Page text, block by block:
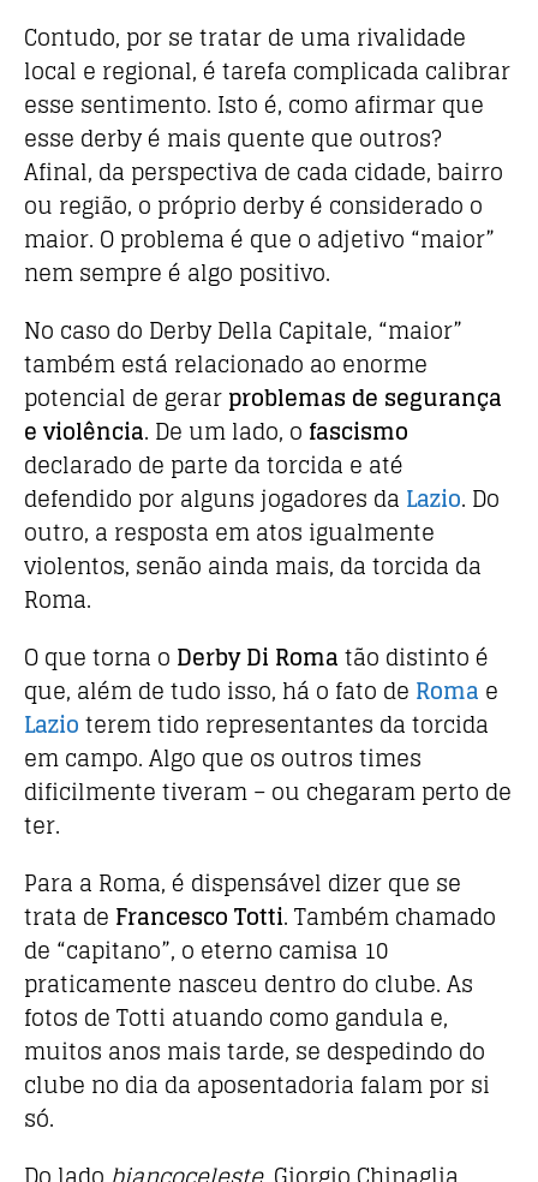
Contudo, por se tratar de uma rivalidade
local e regional, é tarefa complicada calibrar
esse sentimento. Isto é, como afirmar que
esse derby é mais quente que outros?
Afinal, da perspectiva de cada cidade, bairro
ou região, o próprio derby é considerado o
maior. O problema é que o adjetivo “maior”
nem sempre é algo positivo.
No caso do Derby Della Capitale, “maior”
também está relacionado ao enorme
potencial de gerarproblemas de segurança
e violência. De um lado, o fascismo
declarado de parte da torcida e até
defendido por alguns jogadores da Lazio. Do
outro, a resposta em atos igualmente
violentos, senão ainda mais, da torcida da
Roma.
O que torna o Derby Di Romatão distinto é
que, além de tudo isso, há o fato de Roma e
Lazioterem tido representantes da torcida
em campo. Algo que os outros times
dificilmente tiveram – ou chegaram perto de
ter.
Para a Roma, é dispensável dizer que se
trata de Francesco Totti. Também chamado
de “capitano”, o eterno camisa 10
praticamente nasceu dentro do clube. As
fotos de Totti atuando como gandula e,
muitos anos mais tarde, se despedindo do
clube no dia da aposentadoria falam por si
só.